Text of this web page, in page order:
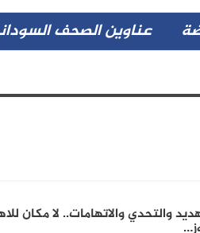
عناوين الصحف
والتحدي والاتهامات.. لا مكان